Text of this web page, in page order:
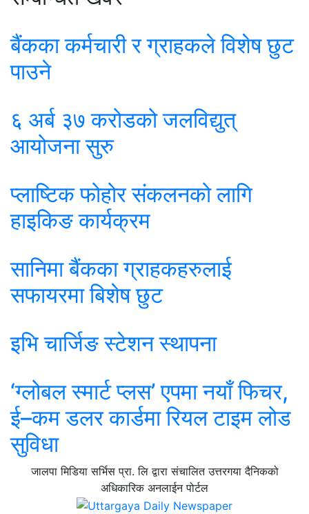
बैंकका कर्मचारी र ग्राहकले विशेष छुट
पाउने
६ अर्ब ३७ करोडको जलविद्युत्
आयोजना सुरु
प्लाष्टिक फोहोर संकलनको लागि
हाइकिङ कार्यक्रम
सानिमा बैंकका ग्राहकहरुलाई
सफायरमा बिशेष छुट
इभि चार्जिङ स्टेशन स्थापना
‘ग्लोबल स्मार्ट प्लस’ एपमा नयाँ फिचर,
ई–कम डलर कार्डमा रियल टाइम लोड
सुविधा
जालपा मिडिया सर्भिस प्रा. लि द्वारा संचालित उत्तरगया दैनिकको
अधिकारिक अनलाईन पोर्टल